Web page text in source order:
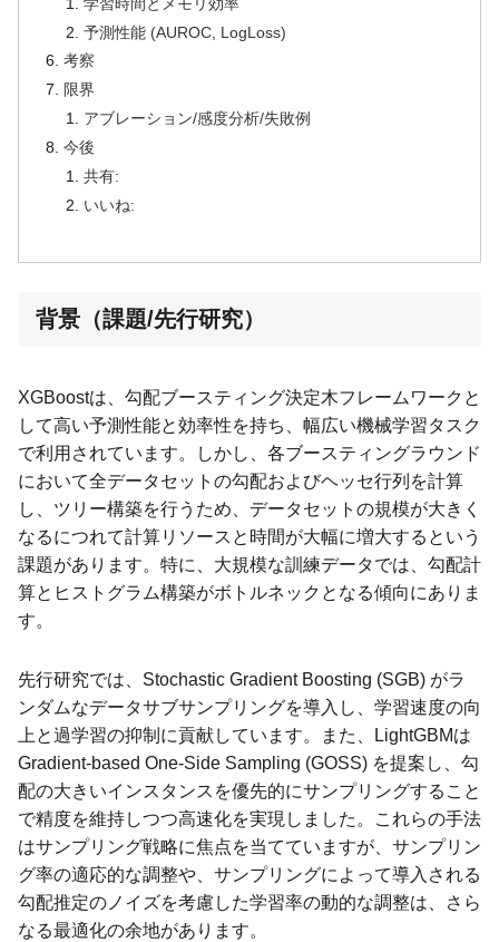
予測性能 (AUROC, LogLoss)
考察
限界
アブレーション/感度分析/失敗例
今後
共有:
いいね:
背景（課題/先行研究）
XGBoostは、勾配ブースティング決定木フレームワークと
して高い予測性能と効率性を持ち、幅広い機械学習タスク
で利用されています。しかし、各ブースティングラウンド
において全データセットの勾配およびヘッセ行列を計算
し、ツリー構築を行うため、データセットの規模が大きく
なるにつれて計算リソースと時間が大幅に増大するという
課題があります。特に、大規模な訓練データでは、勾配計
算とヒストグラム構築がボトルネックとなる傾向にありま
す。
先行研究では、Stochastic Gradient Boosting (SGB) がラ
ンダムなデータサブサンプリングを導入し、学習速度の向
上と過学習の抑制に貢献しています。また、LightGBMは
Gradient-based One-Side Sampling (GOSS) を提案し、勾
配の大きいインスタンスを優先的にサンプリングすること
で精度を維持しつつ高速化を実現しました。これらの手法
はサンプリング戦略に焦点を当てていますが、サンプリン
グ率の適応的な調整や、サンプリングによって導入される
勾配推定のノイズを考慮した学習率の動的な調整は、さら
なる最適化の余地があります。